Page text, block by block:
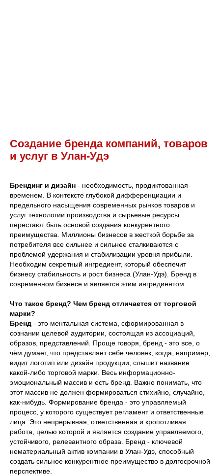
Создание бренда компаний, товаров
и услуг в Улан-Удэ
Брендинг и дизайн - необходимость, продиктованная
временем. В контексте глубокой дифференциации и
предельного насыщения современных рынков товаров и
услуг технологии производства и сырьевые ресурсы
перестают быть основой создания конкурентного
преимущества. Миллионы бизнесов в жесткой борьбе за
потребителя все сильнее и сильнее сталкиваются с
проблемой удержания и стабилизации уровня прибыли.
Необходим секретный ингредиент, который обеспечит
бизнесу стабильность и рост бизнеса (Улан-Удэ). Бренд в
современном бизнесе и является этим ингредиентом.
Что такое бренд? Чем бренд отличается от торговой
марки?
Бренд - это ментальная система, сформированная в
сознании целевой аудитории, состоящая из ассоциаций,
образов, представлений. Проще говоря, бренд - это все, о
чём думает, что представляет себе человек, когда, например,
видит логотип или дизайн продукции, слышит название
какой-либо торговой марки. Весь информационно-
эмоциональный массив и есть бренд. Важно понимать, что
этот массив не должен формироваться стихийно, случайно,
как-нибудь. Формирование бренда - это управляемый
процесс, у которого существует регламент и ответственные
лица. Это непрерывная, ответственная и кропотливая
работа, целью которой и является создание управляемого,
устойчивого, релевантного образа. Бренд - ключевой
нематериальный актив компании в Улан-Удэ, способный
создать сильное конкурентное преимущество в долгосрочной
перспективе.